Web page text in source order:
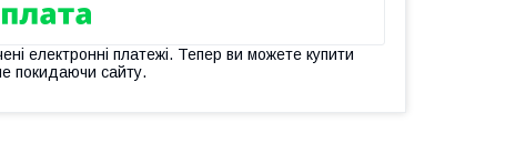
електронні платежі. Тепер ви можете купити
покидаючи сайту.